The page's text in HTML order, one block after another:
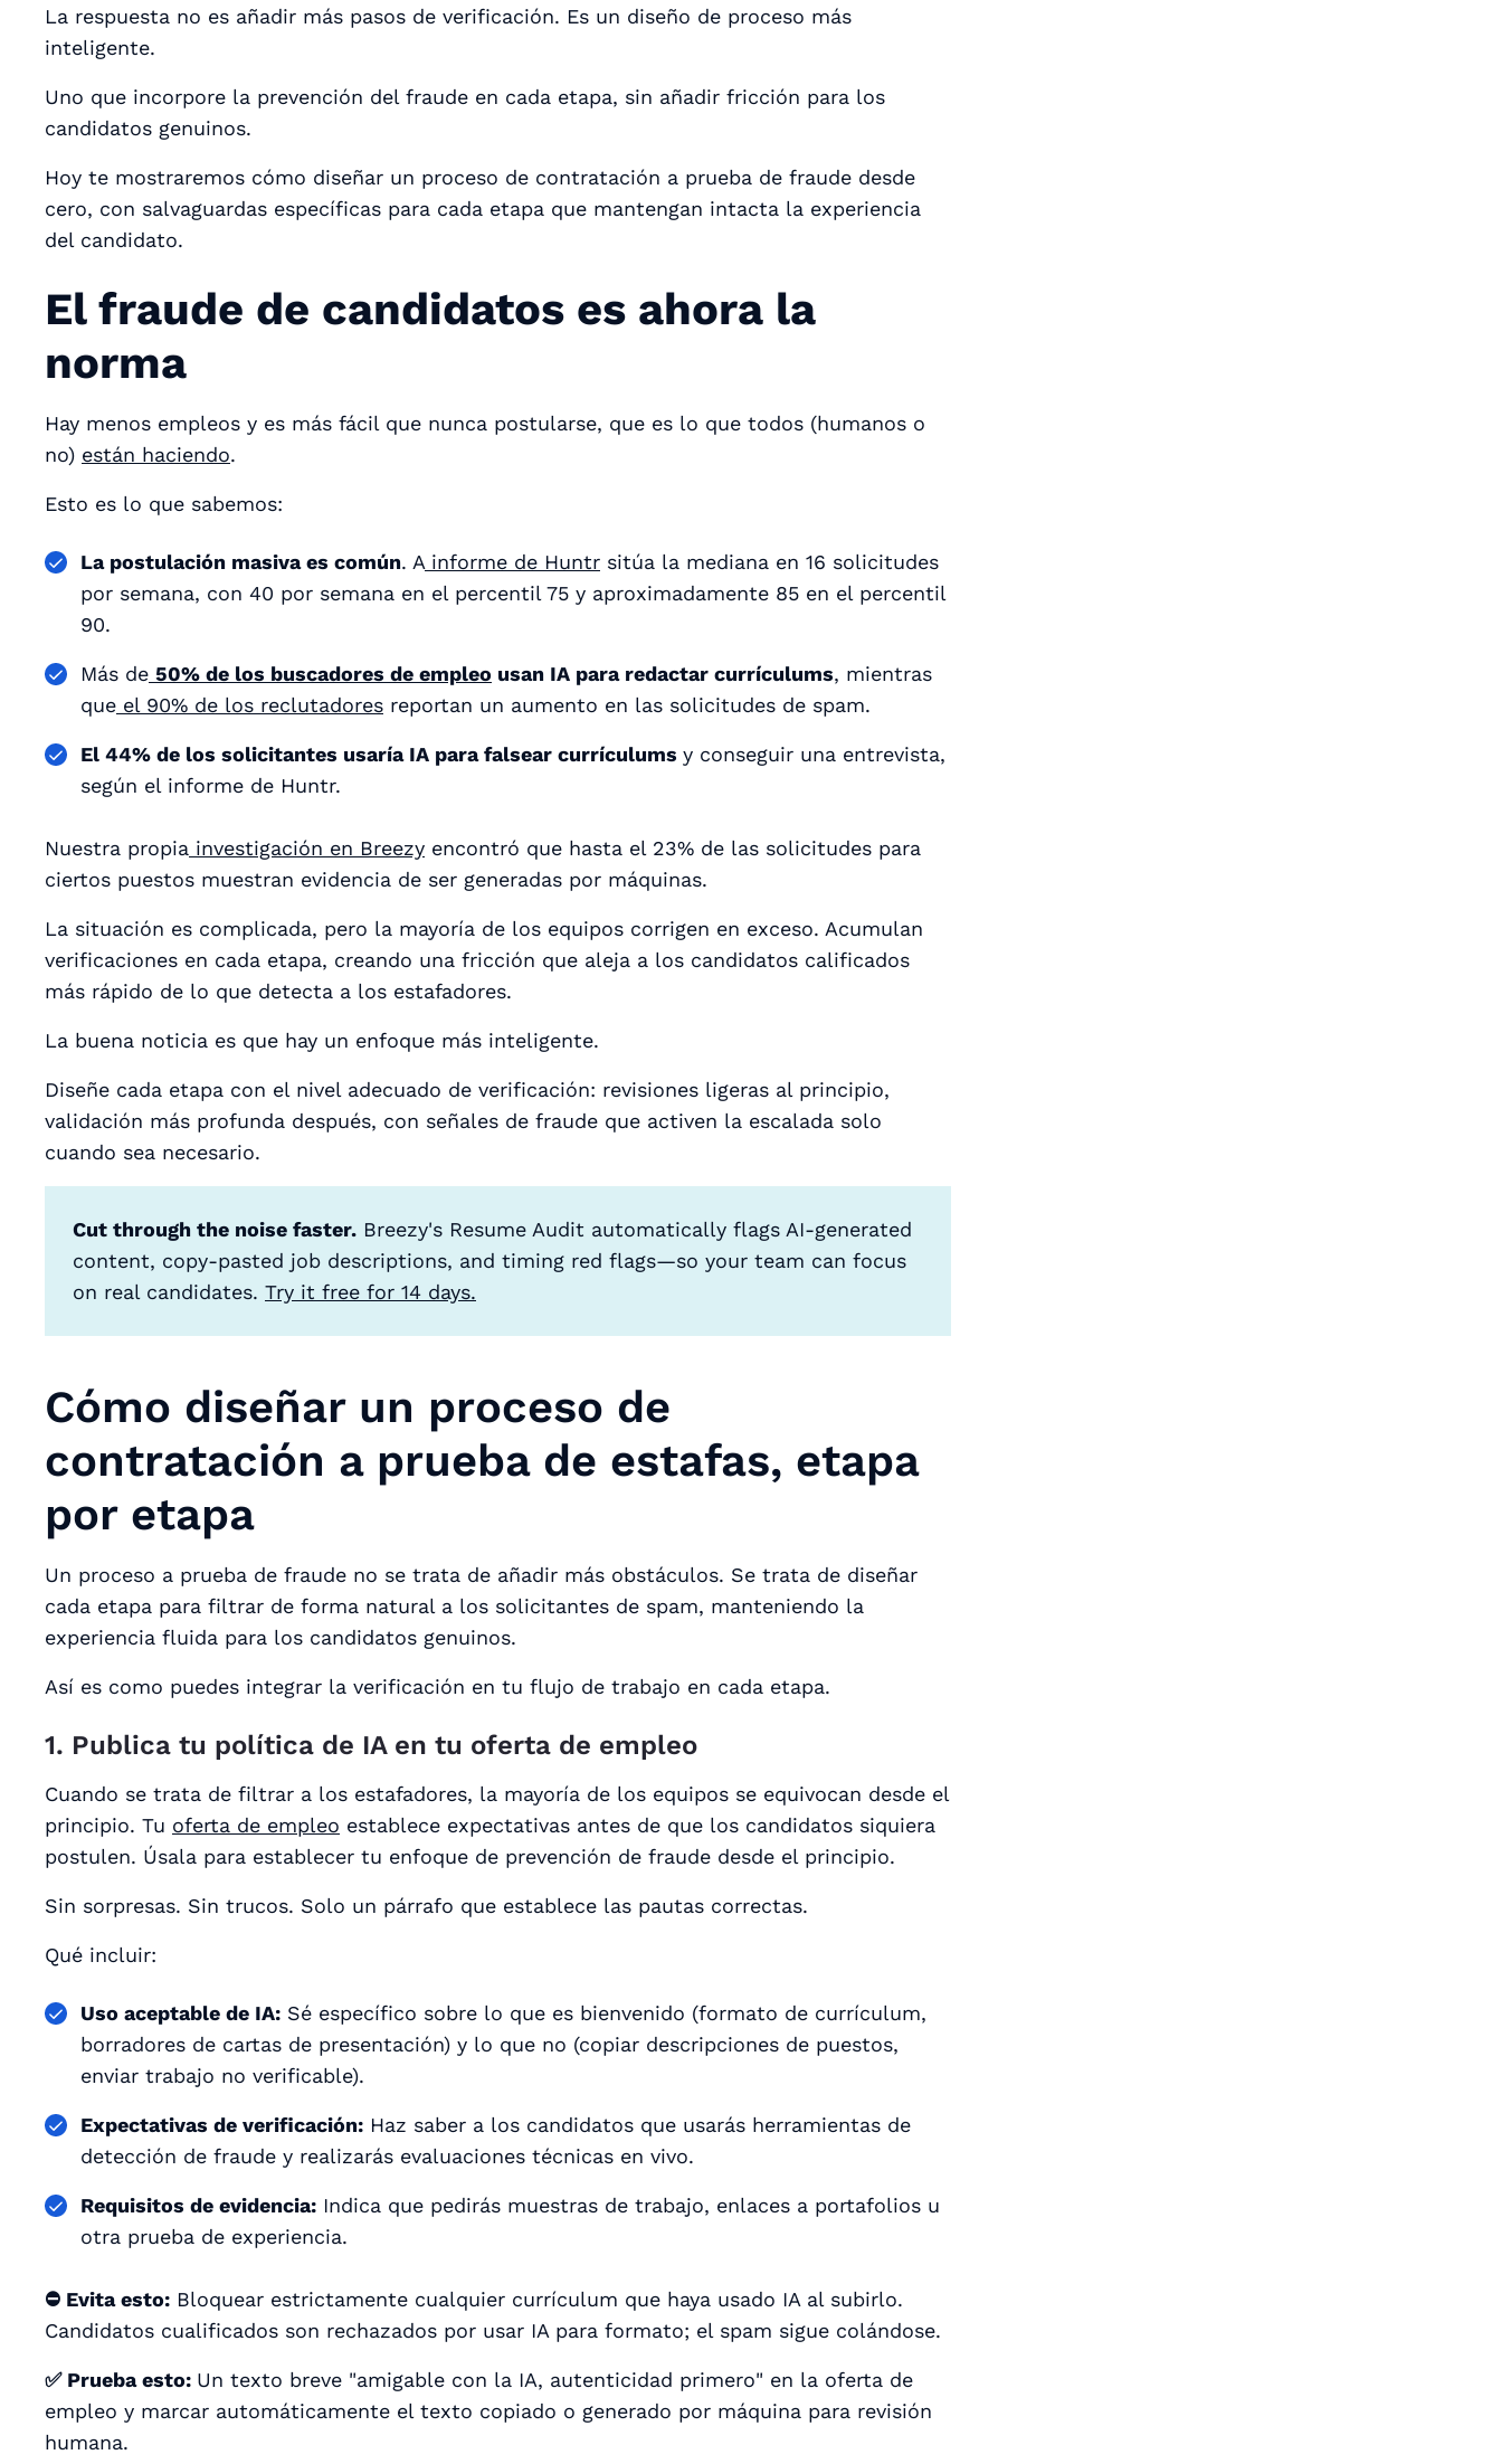
La respuesta no es añadir más pasos de verificación. Es un diseño de proceso más
inteligente.
Uno que incorpore la prevención del fraude en cada etapa, sin añadir fricción para los
candidatos genuinos.
Hoy te mostraremos cómo diseñar un proceso de contratación a prueba de fraude desde
cero, con salvaguardas específicas para cada etapa que mantengan intacta la experiencia
del candidato.
El fraude de candidatos es ahora la
norma
Hay menos empleos y es más fácil que nunca postularse, que es lo que todos (humanos o
no) están haciendo.
Esto es lo que sabemos:
La postulación masiva es común. A informe de Huntr sitúa la mediana en 16 solicitudes
por semana, con 40 por semana en el percentil 75 y aproximadamente 85 en el percentil
90.
Más de 50% de los buscadores de empleo usan IA para redactar currículums, mientras
que el 90% de los reclutadores reportan un aumento en las solicitudes de spam.
El 44% de los solicitantes usaría IA para falsear currículums y conseguir una entrevista,
según el informe de Huntr.
Nuestra propia investigación en Breezy encontró que hasta el 23% de las solicitudes para
ciertos puestos muestran evidencia de ser generadas por máquinas.
La situación es complicada, pero la mayoría de los equipos corrigen en exceso. Acumulan
verificaciones en cada etapa, creando una fricción que aleja a los candidatos calificados
más rápido de lo que detecta a los estafadores.
La buena noticia es que hay un enfoque más inteligente.
Diseñe cada etapa con el nivel adecuado de verificación: revisiones ligeras al principio,
validación más profunda después, con señales de fraude que activen la escalada solo
cuando sea necesario.
Cut through the noise faster. Breezy's Resume Audit automatically flags AI-generated
content, copy-pasted job descriptions, and timing red flags—so your team can focus
on real candidates. Try it free for 14 days.
Cómo diseñar un proceso de
contratación a prueba de estafas, etapa
por etapa
Un proceso a prueba de fraude no se trata de añadir más obstáculos. Se trata de diseñar
cada etapa para filtrar de forma natural a los solicitantes de spam, manteniendo la
experiencia fluida para los candidatos genuinos.
Así es como puedes integrar la verificación en tu flujo de trabajo en cada etapa.
1. Publica tu política de IA en tu oferta de empleo
Cuando se trata de filtrar a los estafadores, la mayoría de los equipos se equivocan desde el
principio. Tu oferta de empleo establece expectativas antes de que los candidatos siquiera
postulen. Úsala para establecer tu enfoque de prevención de fraude desde el principio.
Sin sorpresas. Sin trucos. Solo un párrafo que establece las pautas correctas.
Qué incluir:
Uso aceptable de IA: Sé específico sobre lo que es bienvenido (formato de currículum,
borradores de cartas de presentación) y lo que no (copiar descripciones de puestos,
enviar trabajo no verificable).
Expectativas de verificación: Haz saber a los candidatos que usarás herramientas de
detección de fraude y realizarás evaluaciones técnicas en vivo.
Requisitos de evidencia: Indica que pedirás muestras de trabajo, enlaces a portafolios u
otra prueba de experiencia.
⛔ Evita esto: Bloquear estrictamente cualquier currículum que haya usado IA al subirlo.
Candidatos cualificados son rechazados por usar IA para formato; el spam sigue colándose.
✅ Prueba esto: Un texto breve "amigable con la IA, autenticidad primero" en la oferta de
empleo y marcar automáticamente el texto copiado o generado por máquina para revisión
humana.